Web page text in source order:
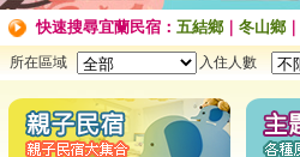
快速搜尋宜蘭民宿： 五結鄉｜ 冬山鄉｜
所在區域 入住人數